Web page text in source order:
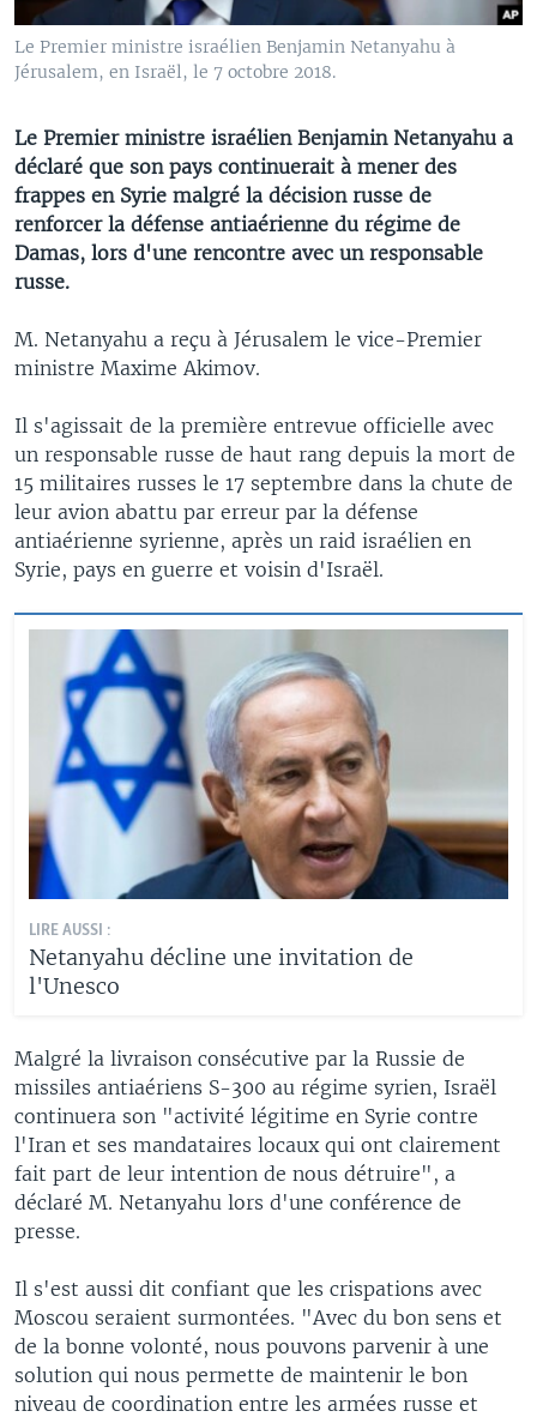
Le Premier ministre israélien Benjamin Netanyahu à
Jérusalem, en Israël, le 7 octobre 2018.
Le Premier ministre israélien Benjamin Netanyahu a
déclaré que son pays continuerait à mener des
frappes en Syrie malgré la décision russe de
renforcer la défense antiaérienne du régime de
Damas, lors d'une rencontre avec un responsable
russe.
M. Netanyahu a reçu à Jérusalem le vice-Premier
ministre Maxime Akimov.
Il s'agissait de la première entrevue officielle avec
un responsable russe de haut rang depuis la mort de
15 militaires russes le 17 septembre dans la chute de
leur avion abattu par erreur par la défense
antiaérienne syrienne, après un raid israélien en
Syrie, pays en guerre et voisin d'Israël.
LIRE AUSSI :
Netanyahu décline une invitation de
l'Unesco
Malgré la livraison consécutive par la Russie de
missiles antiaériens S-300 au régime syrien, Israël
continuera son "activité légitime en Syrie contre
l'Iran et ses mandataires locaux qui ont clairement
fait part de leur intention de nous détruire", a
déclaré M. Netanyahu lors d'une conférence de
presse.
Il s'est aussi dit confiant que les crispations avec
Moscou seraient surmontées. "Avec du bon sens et
de la bonne volonté, nous pouvons parvenir à une
solution qui nous permette de maintenir le bon
niveau de coordination entre les armées russe et